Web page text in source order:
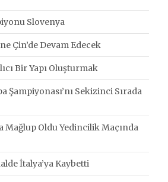
Slovenya
Çin’de Devam Edecek
Bir Yapı Oluşturmak
Şampiyonası’nı Sekizinci Sırada
Mağlup Oldu Yedincilik Maçında
İtalya’ya Kaybetti